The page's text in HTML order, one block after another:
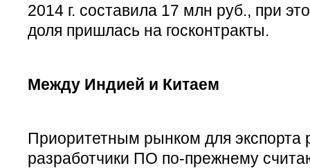
2014 г. составила 17 млн руб., при
доля пришлась на госконтракты.
Между Индией и Китаем
Приоритетным рынком для экспорта
разработчики ПО по-прежнему